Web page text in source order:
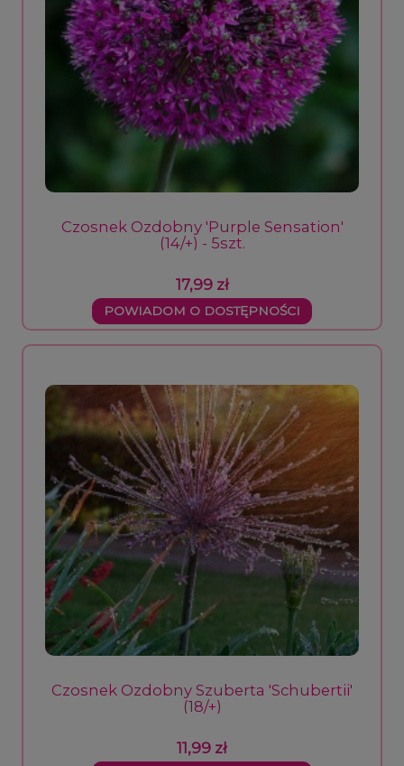
Czosnek Ozdobny 'Purple Sensation'
(14/+) - 5szt.
17,99 zł
POWIADOM O DOSTĘPNOŚCI
Czosnek Ozdobny Szuberta 'Schubertii'
(18/+)
11,99 zł